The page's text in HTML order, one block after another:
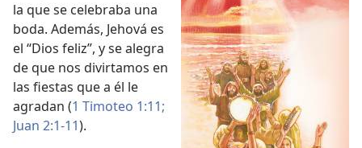
la que se celebraba una
boda. Además, Jehová es
el “Dios feliz”, y se alegra
de que nos divirtamos en
las fiestas que a él le
agradan (1 Timoteo 1:11;
Juan 2:1-11).